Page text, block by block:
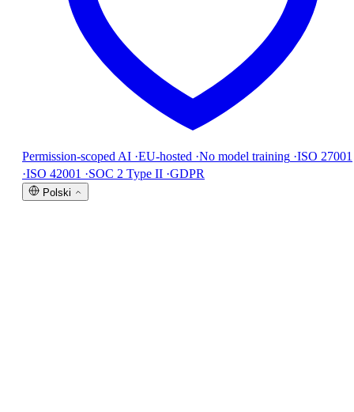
Permission-scoped AI ·EU-hosted ·No model training ·ISO 27001
·ISO 42001 ·SOC 2 Type II ·GDPR
Polski